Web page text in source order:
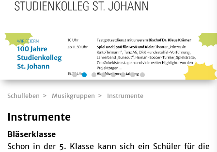
Schulleben Musikgruppen Instrumente
Instrumente
Bläserklasse
Schon in der 5. Klasse kann sich ein Schüler für die